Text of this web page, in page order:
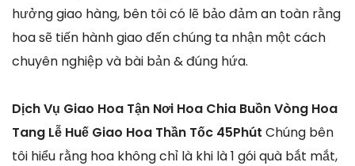
hưởng giao hàng, bên tôi có lẽ bảo đảm an toàn rằng
hoa sẽ tiến hành giao đến chúng ta nhận một cách
chuyên nghiệp và bài bản & đúng hứa.
Dịch Vụ Giao Hoa Tận Nơi Hoa Chia Buồn Vòng Hoa
Tang Lễ Huế Giao Hoa Thần Tốc 45Phút Chúng bên
tôi hiểu rằng hoa không chỉ là khi là 1 gói quà bắt mắt,